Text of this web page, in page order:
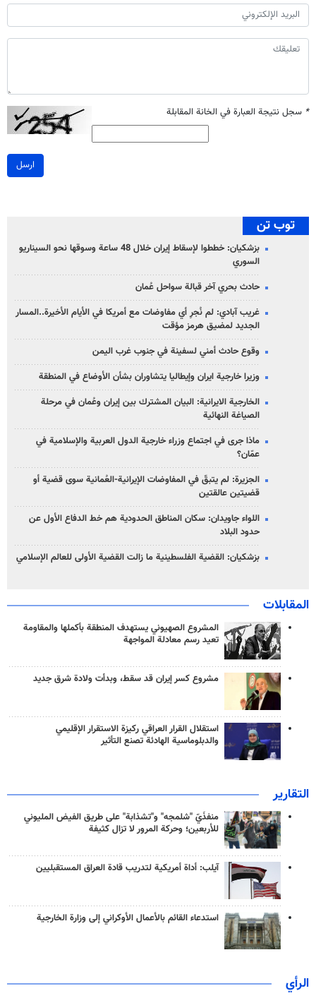
* سجل نتيجة العبارة في الخانة المقابلة
ارسل
توب تن
بزشكيان: خططوا لإسقاط إيران خلال 48 ساعة وسوقها نحو السيناريو
السوري
حادث بحري آخر قبالة سواحل عُمان
غريب آبادي: لم نُجرِ أي مفاوضات مع أمريكا في الأيام الأخيرة..المسار
الجديد لمضيق هرمز مؤقت
وقوع حادث أمني لسفينة في جنوب غرب اليمن
وزيرا خارجية ايران وإيطاليا يتشاوران بشأن الأوضاع في المنطقة
الخارجية الايرانية: البيان المشترك بين إيران وعُمان في مرحلة
الصياغة النهائية
ماذا جرى في اجتماع وزراء خارجية الدول العربية والإسلامية في
عمّان؟
الجزيرة: لم يتبقّ في المفاوضات الإيرانية-العُمانية سوى قضية أو
قضيتين عالقتين
اللواء جاويدان: سكان المناطق الحدودية هم خط الدفاع الأول عن
حدود البلاد
بزشكيان: القضية الفلسطينية ما زالت القضية الأولى للعالم الإسلامي
المقابلات
المشروع الصهيوني يستهدف المنطقة بأكملها والمقاومة
تعيد رسم معادلة المواجهة
مشروع كسر إيران قد سقط، وبدأت ولادة شرق جديد
استقلال القرار العراقي ركيزة الاستقرار الإقليمي
والدبلوماسية الهادئة تصنع التأثير
التقارير
منفذَيّ "شلمجه" و"تشذابة" على طريق الفيض المليوني
للأربعين؛ وحركة المرور لا تزال كثيفة
آيلب: أداة أمريكية لتدريب قادة العراق المستقبليين
استدعاء القائم بالأعمال الأوكراني إلى وزارة الخارجية
الرأي